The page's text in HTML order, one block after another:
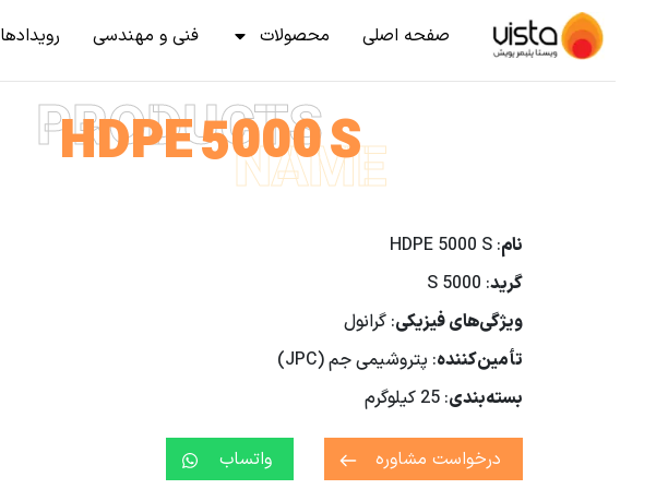
صفحه اصلی محصولات فنی و مهندسی رویدادها
PRODUCTS
HDPE 5000 S
NAME
نام: HDPE 5000 S
گرید: 5000 S
ویژگی‌های فیزیکی: گرانول
تأمین‌کننده: پتروشیمی جم (JPC)
بسته‌بندی: 25 کیلوگرم
درخواست مشاوره واتساب